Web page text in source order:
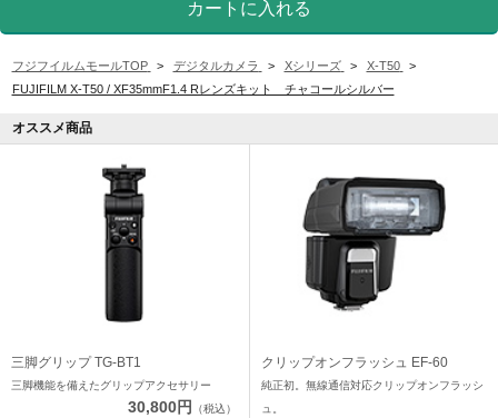
フジフイルムモールTOP > デジタルカメラ > Xシリーズ > X-T50
>
FUJIFILM X-T50 / XF35mmF1.4 Rレンズキット チャコールシルバー
オススメ商品
三脚グリップ TG-BT1
三脚機能を備えたグリップアクセサリー
30,800円 （税込）
クリップオンフラッシュ EF-60
純正初。無線通信対応クリップオンフラッシ
ュ。